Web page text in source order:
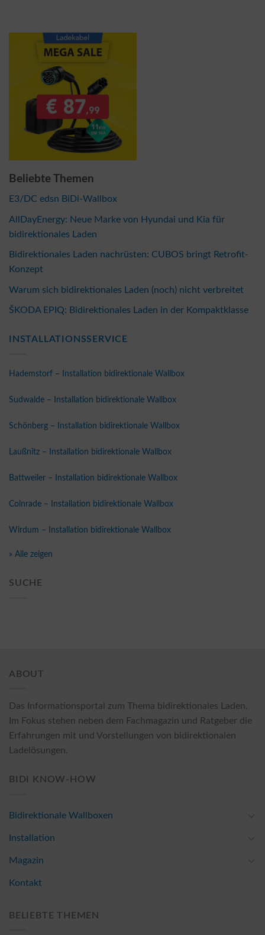
Beliebte Themen
E3/DC edsn BiDi-Wallbox
AllDayEnergy: Neue Marke von Hyundai und Kia für
bidirektionales Laden
Bidirektionales Laden nachrüsten: CUBOS bringt Retrofit-
Konzept
Warum sich bidirektionales Laden (noch) nicht verbreitet
ŠKODA EPIQ: Bidirektionales Laden in der Kompaktklasse
INSTALLATIONSSERVICE
Hademstorf – Installation bidirektionale Wallbox
Sudwalde – Installation bidirektionale Wallbox
Schönberg – Installation bidirektionale Wallbox
Laußnitz – Installation bidirektionale Wallbox
Battweiler – Installation bidirektionale Wallbox
Colnrade – Installation bidirektionale Wallbox
Wirdum – Installation bidirektionale Wallbox
» Alle zeigen
SUCHE
ABOUT
Das Informationsportal zum Thema bidirektionales Laden.
Im Fokus stehen neben dem Fachmagazin und Ratgeber die
Erfahrungen mit und Vorstellungen von bidirektionalen
Ladelösungen.
BIDI KNOW-HOW
Bidirektionale Wallboxen
Installation
Magazin
Kontakt
BELIEBTE THEMEN